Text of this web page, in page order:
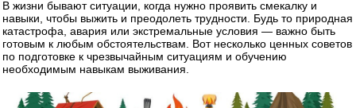
В жизни бывают ситуации, когда нужно проявить смекалку и
навыки, чтобы выжить и преодолеть трудности. Будь то природная
катастрофа, авария или экстремальные условия — важно быть
готовым к любым обстоятельствам. Вот несколько ценных советов
по подготовке к чрезвычайным ситуациям и обучению
необходимым навыкам выживания.